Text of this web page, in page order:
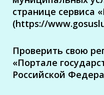
странице сервиса
(https://
Проверить свою
«Портале
Российской